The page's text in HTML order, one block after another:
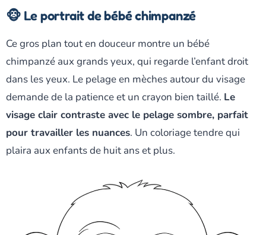
🐵 Le portrait de bébé chimpanzé
Ce gros plan tout en douceur montre un bébé
chimpanzé aux grands yeux, qui regarde l’enfant droit
dans les yeux. Le pelage en mèches autour du visage
demande de la patience et un crayon bien taillé. Le
visage clair contraste avec le pelage sombre, parfait
pour travailler les nuances. Un coloriage tendre qui
plaira aux enfants de huit ans et plus.